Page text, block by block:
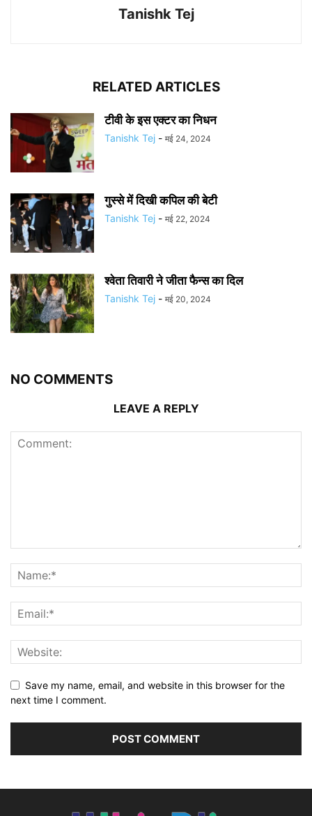
Tanishk Tej
RELATED ARTICLES
टीवी के इस एक्टर का निधन
Tanishk Tej - मई 24, 2024
गुस्से में दिखी कपिल की बेटी
Tanishk Tej - मई 22, 2024
श्वेता तिवारी ने जीता फैन्स का दिल
Tanishk Tej - मई 20, 2024
NO COMMENTS
LEAVE A REPLY
Save my name, email, and website in this browser for the
next time I comment.